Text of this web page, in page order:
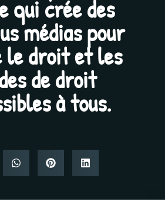
qui crée des
médias pour
le droit et les
de droit
à tous.